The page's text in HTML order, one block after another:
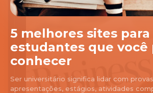
5 melhores sites para
estudantes que você
conhecer
Ser universitário significa lidar com
apresentações, estágios, atividades